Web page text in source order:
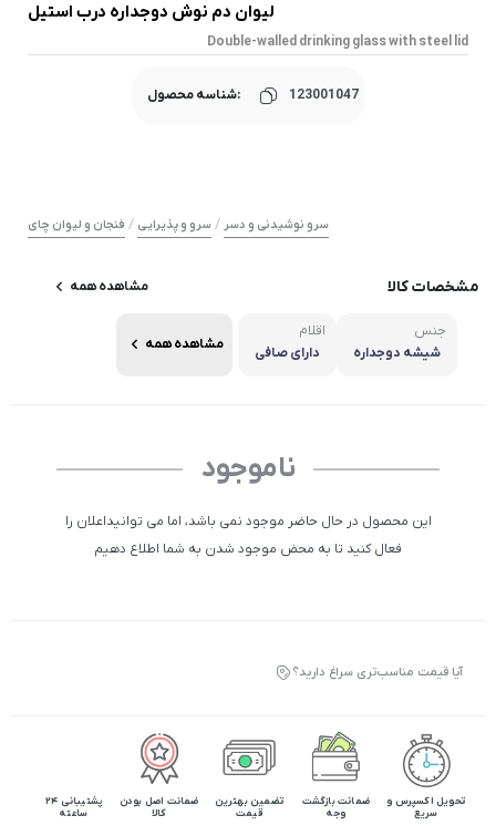
لیوان دم نوش دوجداره درب استیل
Double-walled drinking glass with steel lid
شناسه محصول: 123001047
سرو نوشیدنی و دسر / سرو و پذیرایی / فنجان و لیوان چای
مشخصات کالا مشاهده همه
جنس
شیشه دوجداره
اقلام
دارای صافی
مشاهده همه
ناموجود
این محصول در حال حاضر موجود نمی باشد، اما می توانیداعلان را
فعال کنید تا به محض موجود شدن به شما اطلاع دهیم
آیا قیمت مناسب‌تری سراغ دارید؟
تحویل اکسپرس و
سریع
ضمانت بازگشت
وجه
تضمین بهترین
قیمت
ضمانت اصل بودن
کالا
پشتیبانی 24
ساعته